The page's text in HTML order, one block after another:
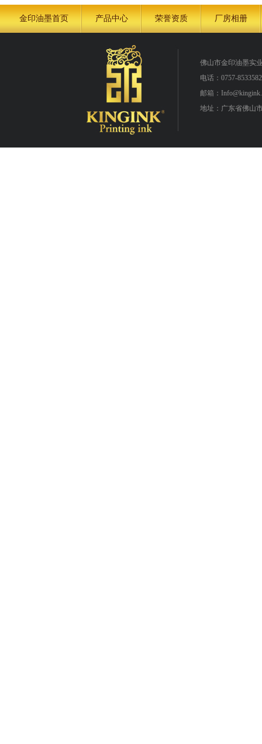
金印油墨首页 产品中心 荣誉资质 厂房相册
佛山市金印油墨实
电话：0757-
邮箱：
地址：广东省佛山